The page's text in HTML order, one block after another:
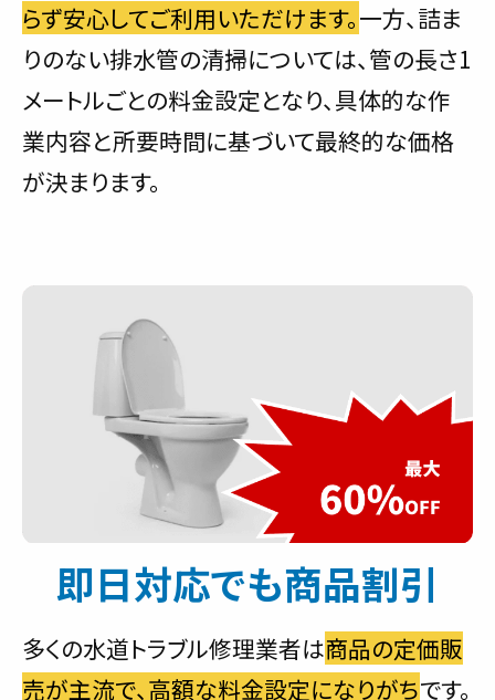
らず安心してご利用いただけます。一方、詰ま
りのない排水管の清掃については、管の長さ1
メートルごとの料金設定となり、具体的な作
業内容と所要時間に基づいて最終的な価格
が決まります。
即日対応でも商品割引
多くの水道トラブル修理業者は商品の定価販
売が主流で、高額な料金設定になりがちです。